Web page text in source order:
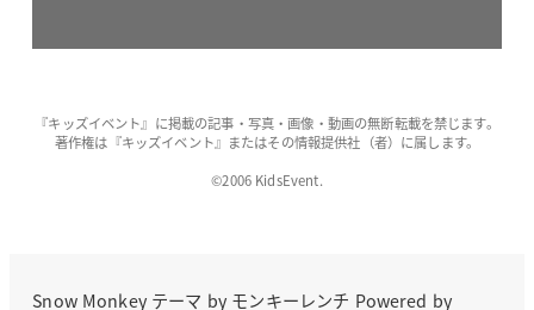
『キッズイベント』に掲載の記事・写真・画像・動画の無断転載を禁じます。
著作権は『キッズイベント』またはその情報提供社（者）に属します。
©2006 KidsEvent.
Snow Monkeyテーマ by モンキーレンチ Powered by